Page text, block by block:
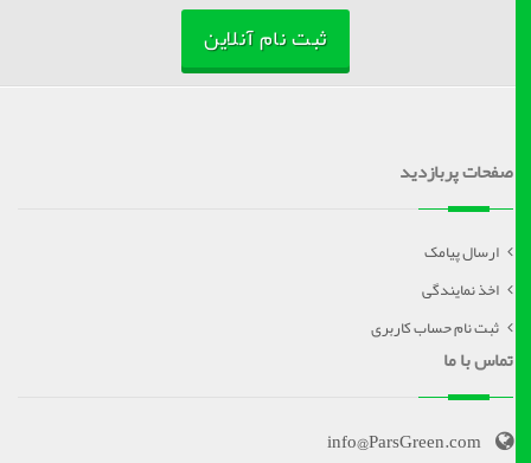
ثبت نام آنلاین
صفحات پربازدید
ارسال پیامک
اخذ نمایندگی
ثبت نام حساب کاربری
تماس با ما
info@ParsGreen.com